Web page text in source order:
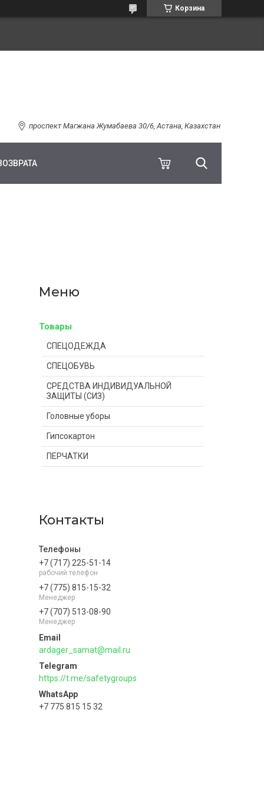
Корзина
проспект Магжана Жумабаева 30/6, Астана, Казахстан
Товары
СПЕЦОДЕЖДА
СПЕЦОБУВЬ
СРЕДСТВА ИНДИВИДУАЛЬНОЙ
ЗАЩИТЫ (СИЗ)
Головные уборы
Гипсокартон
ПЕРЧАТКИ
Контакты
+7 (717) 225-51-14
рабочий телефон
+7 (775) 815-15-32
Менеджер
+7 (707) 513-08-90
Менеджер
ardager_samat@mail.ru
https://t.me/safetygroups
+7 775 815 15 32